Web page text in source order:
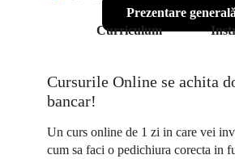
Prezentare generală
Curriculum
Cursurile Online se achita
bancar!
Un curs online de 1 zi in care vei
cum sa faci o pedichiura corecta in